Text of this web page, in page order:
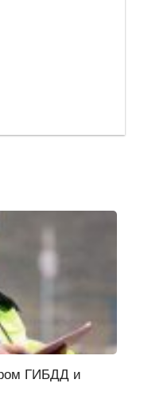
ГИБДД и